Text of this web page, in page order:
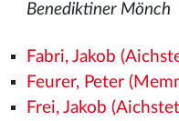
Benediktiner Mönch
Fabri, Jakob
Feurer, Peter
Frei, Jakob